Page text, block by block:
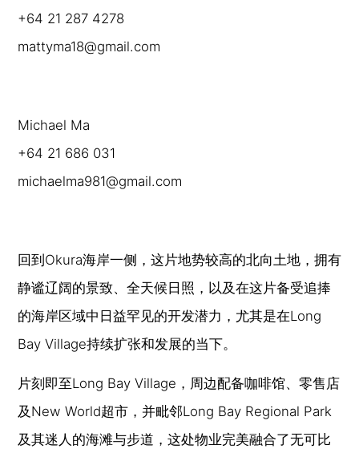
+64 21 287 4278
mattyma18@gmail.com
Michael Ma
+64 21 686 031
michaelma981@gmail.com
回到Okura海岸一侧，这片地势较高的北向土地，拥有
静谧辽阔的景致、全天候日照，以及在这片备受追捧
的海岸区域中日益罕见的开发潜力，尤其是在Long
Bay Village持续扩张和发展的当下。
片刻即至Long Bay Village，周边配备咖啡馆、零售店
及New World超市，并毗邻Long Bay Regional Park
及其迷人的海滩与步道，这处物业完美融合了无可比